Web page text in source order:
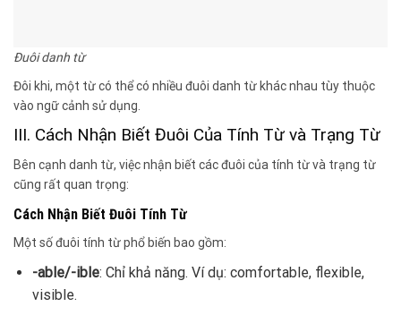
Đuôi danh từ
Đôi khi, một từ có thể có nhiều đuôi danh từ khác nhau tùy thuộc
vào ngữ cảnh sử dụng.
III. Cách Nhận Biết Đuôi Của Tính Từ và Trạng Từ
Bên cạnh danh từ, việc nhận biết các đuôi của tính từ và trạng từ
cũng rất quan trọng:
Cách Nhận Biết Đuôi Tính Từ
Một số đuôi tính từ phổ biến bao gồm:
-able/-ible: Chỉ khả năng. Ví dụ: comfortable, flexible,
visible.